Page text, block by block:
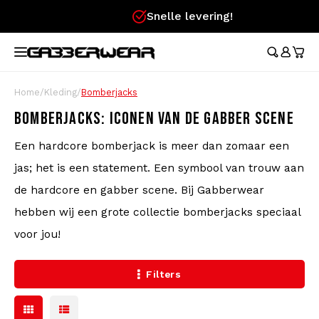
Hoofdmenu / kleding
Trainingspakken
T-Shirts
Korte Broeken
Broeken
Voetbalshirts
broeken /
broeken /
Hoofdmenu / merchandise
Festival Essentials
Heuptassen
Vlaggen
Polsbandjes
Stickers
Hoofdmenu
Nederlands
Deutsch
English
Snelle levering!
Home/Kleding/Bomberjacks
BOMBERJACKS: ICONEN VAN DE GABBER SCENE
Een hardcore bomberjack is meer dan zomaar een
jas; het is een statement. Een symbool van trouw aan
de hardcore en gabber scene. Bij Gabberwear
hebben wij een grote collectie bomberjacks speciaal
voor jou!
Filters